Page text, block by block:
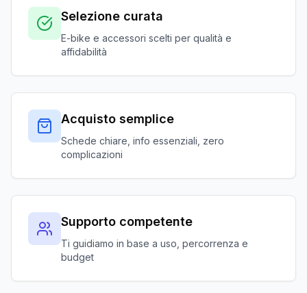
Selezione curata
E-bike e accessori scelti per qualità e
affidabilità
Acquisto semplice
Schede chiare, info essenziali, zero
complicazioni
Supporto competente
Ti guidiamo in base a uso, percorrenza e
budget